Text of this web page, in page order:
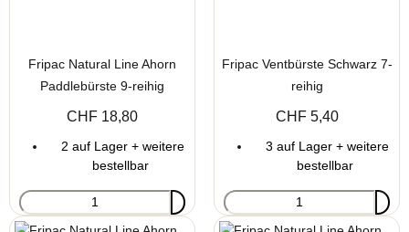
Fripac Natural Line Ahorn
Paddlebürste 9-reihig
CHF 18,80
2 auf Lager + weitere
bestellbar
Fripac Ventbürste Schwarz 7-
reihig
CHF 5,40
3 auf Lager + weitere
bestellbar